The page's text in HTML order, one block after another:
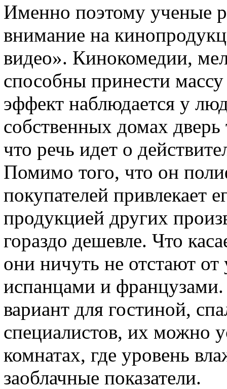
Именно поэтому ученые
внимание на
видео». Кинокомедии,
способны принести
эффект наблюдается у
собственных домах дверь
что речь идет о
Помимо того, что он
покупателей привлекает
продукцией других
гораздо дешевле. Что
они ничуть не отстают
испанцами и
вариант для гостиной,
специалистов, их можно
комнатах, где уровень
заоблачные показатели.